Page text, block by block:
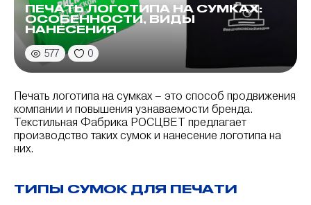
ПЕЧАТЬ ЛОГОТИПА НА СУМКАХ:
ОСОБЕННОСТИ, ВИДЫ
НАНЕСЕНИЯ
577 0
Печать логотипа на сумках – это способ продвижения
компании и повышения узнаваемости бренда.
Текстильная Фабрика РОСЦВЕТ предлагает
производство таких сумок и нанесение логотипа на
них.
ТИПЫ СУМОК ДЛЯ ПЕЧАТИ